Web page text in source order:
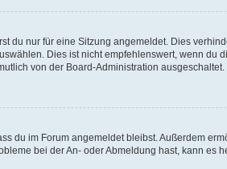
du nur für eine Sitzung angemeldet. Dies
Dies ist nicht empfehlenswert, wenn du
von der Board-Administration ausgeschaltet.
du im Forum angemeldet bleibst. Außerdem
bei der An- oder Abmeldung hast, kann es